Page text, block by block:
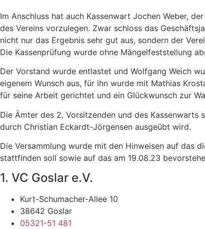
Im Anschluss hat auch Kassenwart Jochen Weber,
des Vereins vorzulegen. Zwar schloss das
nicht nur das Ergebnis sehr gut aus, sondern der
Die Kassenprüfung wurde ohne Mängelfeststellung
Der Vorstand wurde entlastet und Wolfgang Weich
eigenem Wunsch aus, für ihn wurde mit Mathias
für seine Arbeit gerichtet und ein Glückwunsch zur
Die Ämter des 2. Vorsitzenden und des
durch Christian Eckardt-Jörgensen ausgeübt wird.
Die Versammlung wurde mit den Hinweisen auf das
stattfinden soll sowie auf das am 19.08.23
1. VC Goslar e.V.
Kurt-Schumacher-Allee 10
38642 Goslar
05321-51 481